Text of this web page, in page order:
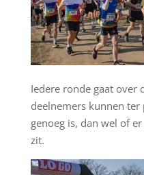
Iedere ronde gaat over
deelnemers kunnen ter
genoeg is, dan wel of
zit.